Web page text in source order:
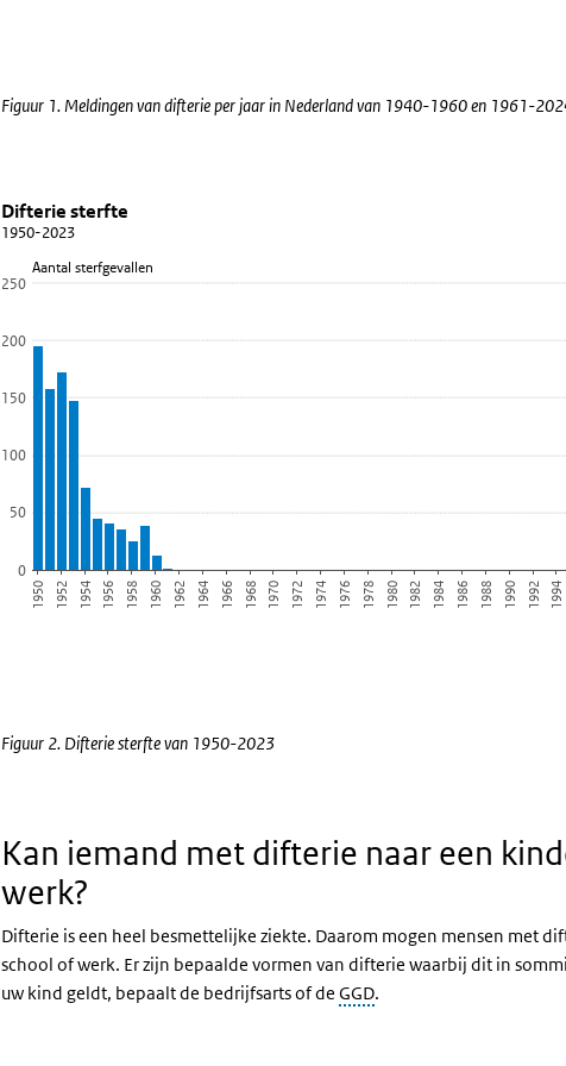
Figuur 1. Meldingen van difterie per jaar in Nederland van 1940-1960 en 1961-
Difterie sterfte
Sla de grafiek 'Difterie sterfte' over en ga naar de datatabel
Difterie sterfte
1950-2023
De grafiek heeft 1 X-as die Jaar weergeeft.
De grafiek heeft 1 Y-as die Aantal sterfgevallen weergeeft.
Aantal sterfgevallen
Difterie sterfte
1950-2023
0
50
100
150
200
250
1950 1952 1954 1956 1958 1960 1962 1964 1966 1968 1970 1972 1974 1976 1978 1980 1982 1984 1986 1988 1990 1992 1994
Figuur 2. Difterie sterfte van 1950-2023
Kan iemand met difterie naar een
werk?
Difterie is een heel besmettelijke ziekte. Daarom mogen mensen met
school of werk. Er zijn bepaalde vormen van difterie waarbij dit in
uw kind geldt, bepaalt de bedrijfsarts of de GGD.